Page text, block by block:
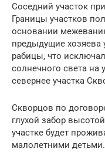
Соседний участок
Границы участков
основании
предыдущие хозяева
рабицы, что
солнечного света
севернее участка
Скворцов по
глухой забор
участке будет
малолетними